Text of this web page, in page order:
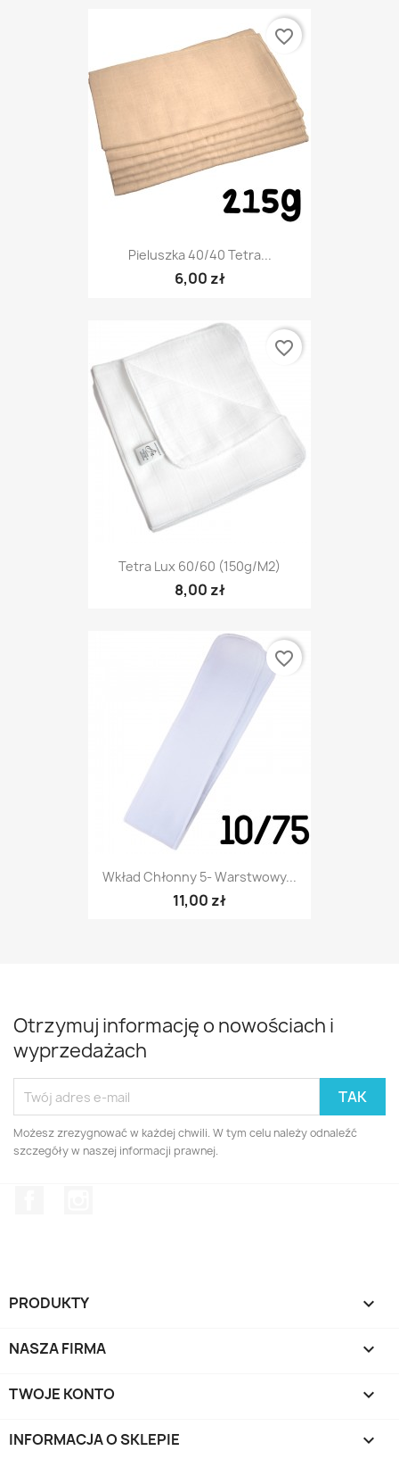
Pieluszka 40/40 Tetra...
6,00 zł
favorite_border
Tetra Lux 60/60 (150g/m2)
8,00 zł
favorite_border
Wkład Chłonny 5- Warstwowy...
11,00 zł
favorite_border
Otrzymuj informację o nowościach i
wyprzedażach
Możesz zrezygnować w każdej chwili. W tym celu należy odnaleźć
szczegóły w naszej informacji prawnej.
PRODUKTY 
NASZA FIRMA 
TWOJE KONTO 
INFORMACJA O SKLEPIE keyboard_arrow_down